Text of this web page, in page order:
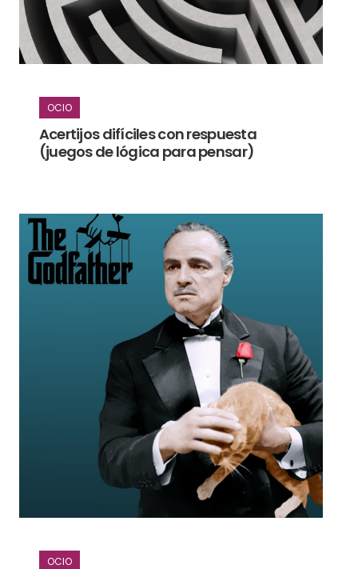
OCIO
Acertijos difíciles con respuesta
(juegos de lógica para pensar)
OCIO